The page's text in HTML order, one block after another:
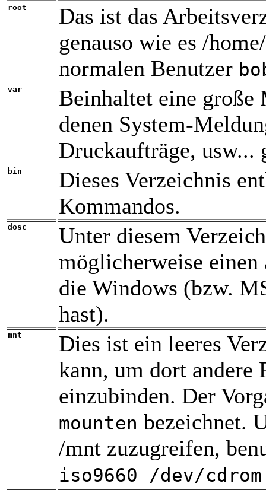
root
Das ist das
genauso wie es /
normalen Benutzer
var
Beinhaltet eine große
denen System-
Druckaufträge, usw...
bin
Dieses Verzeichnis
Kommandos.
dosc
Unter diesem
möglicherweise
die Windows (bzw.
hast).
mnt
Dies ist ein leeres
kann, um dort andere
einzubinden. Der
mounten bezeichnet.
/mnt zuzugreifen,
iso9660 /dev/